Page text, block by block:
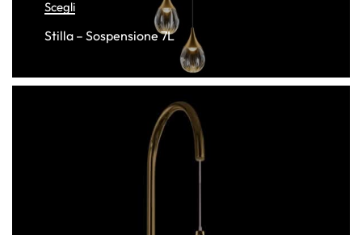
Scegli
Stilla – Sospensione 7L